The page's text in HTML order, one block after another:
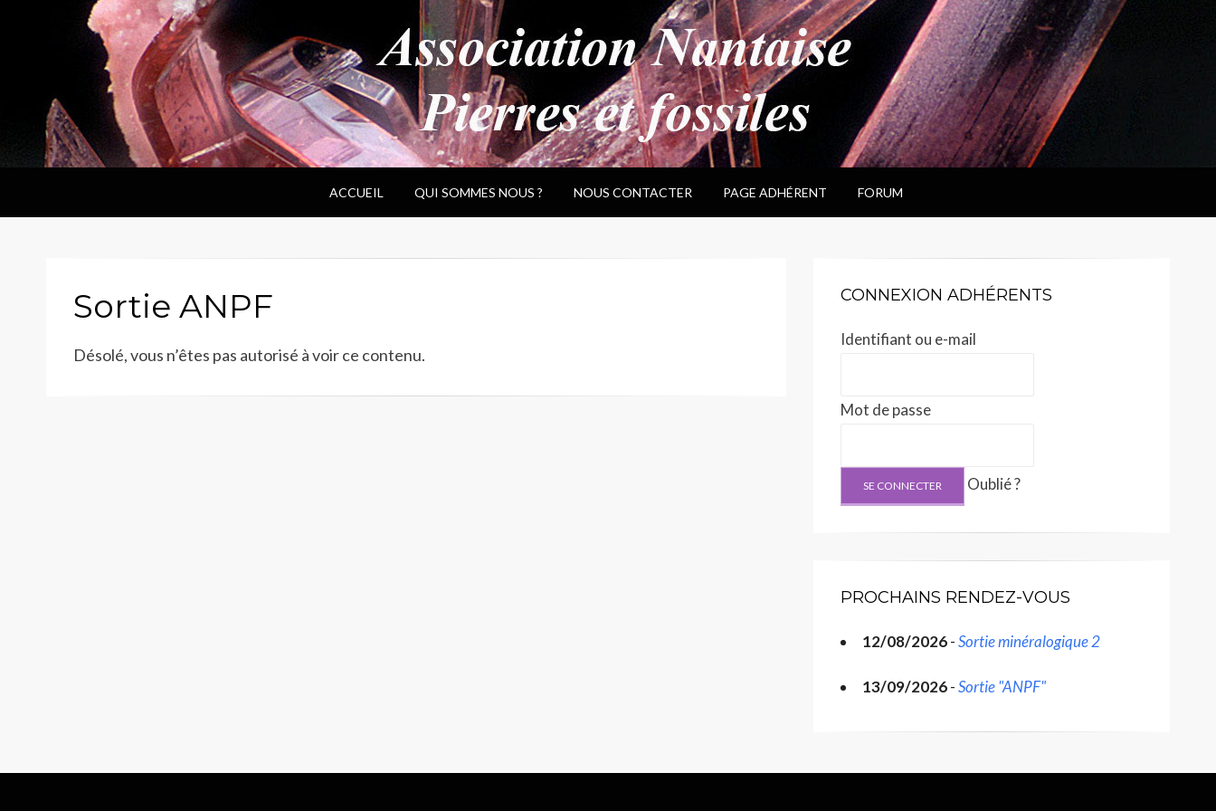
ANPF
Association Nantaise Pierres et Fossiles
ACCUEIL QUI SOMMES NOUS ? NOUS CONTACTER PAGE ADHÉRENT FORUM
Sortie ANPF
Désolé, vous n’êtes pas autorisé à voir ce contenu.
CONNEXION ADHÉRENTS
Identifiant ou e-mail
Mot de passe
Oublié ?
PROCHAINS RENDEZ-VOUS
12/08/2026-Sortie minéralogique 2
13/09/2026-Sortie "ANPF"